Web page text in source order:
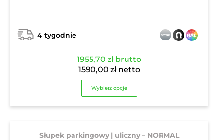
4 tygodnie
1955,70 złbrutto
1590,00 złnetto
Wybierz opcje
Słupek parkingowy | uliczny – NORMAL